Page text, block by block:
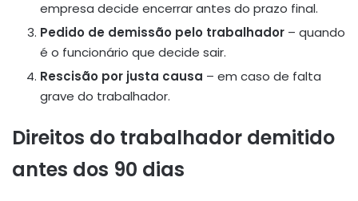
empresa decide encerrar antes do prazo final.
Pedido de demissão pelo trabalhador – quando
é o funcionário que decide sair.
Rescisão por justa causa – em caso de falta
grave do trabalhador.
Direitos do trabalhador demitido
antes dos 90 dias